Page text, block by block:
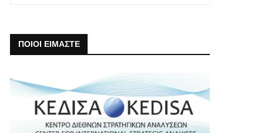
ΠΟΙΟΙ ΕΙΜΑΣΤΕ